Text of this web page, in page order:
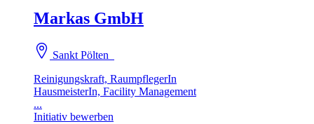
Markas GmbH
Sankt Pölten
Reinigungskraft, RaumpflegerIn
HausmeisterIn, Facility Management
...
Initiativ bewerben